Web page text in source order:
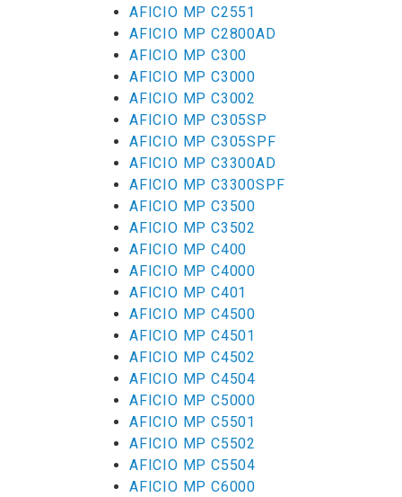
AFICIO MP C2551
AFICIO MP C2800AD
AFICIO MP C300
AFICIO MP C3000
AFICIO MP C3002
AFICIO MP C305SP
AFICIO MP C305SPF
AFICIO MP C3300AD
AFICIO MP C3300SPF
AFICIO MP C3500
AFICIO MP C3502
AFICIO MP C400
AFICIO MP C4000
AFICIO MP C401
AFICIO MP C4500
AFICIO MP C4501
AFICIO MP C4502
AFICIO MP C4504
AFICIO MP C5000
AFICIO MP C5501
AFICIO MP C5502
AFICIO MP C5504
AFICIO MP C6000